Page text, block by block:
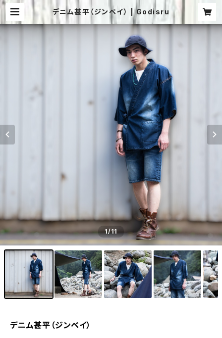
デニム甚平（ジンベイ） | Godisru
1/11
デニム甚平（ジンベイ）